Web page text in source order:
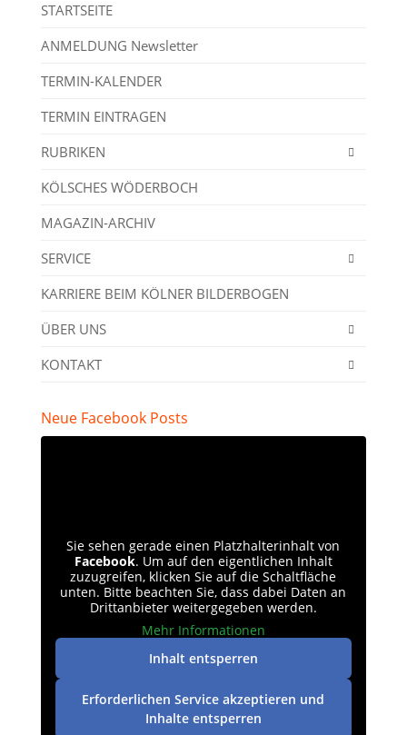
STARTSEITE
ANMELDUNG Newsletter
TERMIN-KALENDER
TERMIN EINTRAGEN
RUBRIKEN
KÖLSCHES WÖDERBOCH
MAGAZIN-ARCHIV
SERVICE
KARRIERE BEIM KÖLNER BILDERBOGEN
ÜBER UNS
KONTAKT
Neue Facebook Posts
Sie sehen gerade einen Platzhalterinhalt von
Facebook. Um auf den eigentlichen Inhalt
zuzugreifen, klicken Sie auf die Schaltfläche
unten. Bitte beachten Sie, dass dabei Daten an
Drittanbieter weitergegeben werden.
Mehr Informationen
Inhalt entsperren
Erforderlichen Service akzeptieren und
Inhalte entsperren